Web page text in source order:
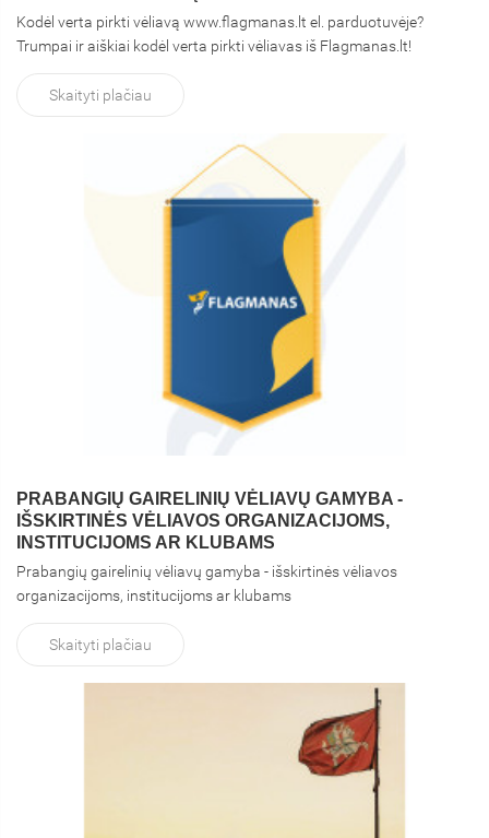
Kodėl verta pirkti vėliavą www.flagmanas.lt el. parduotuvėje?
Trumpai ir aiškiai kodėl verta pirkti vėliavas iš Flagmanas.lt!
Skaityti plačiau
PRABANGIŲ GAIRELINIŲ VĖLIAVŲ GAMYBA -
IŠSKIRTINĖS VĖLIAVOS ORGANIZACIJOMS,
INSTITUCIJOMS AR KLUBAMS
Prabangių gairelinių vėliavų gamyba - išskirtinės vėliavos
organizacijoms, institucijoms ar klubams
Skaityti plačiau